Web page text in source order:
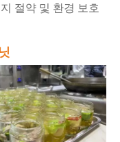
절약 및 환경 보호